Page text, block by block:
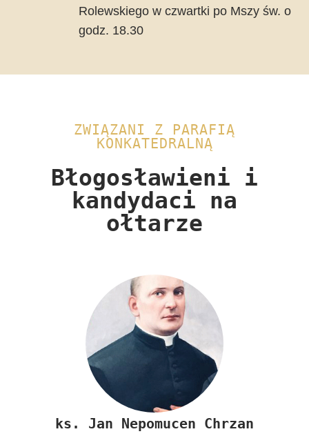
Rolewskiego w czwartki po Mszy św. o
godz. 18.30
ZWIĄZANI Z PARAFIĄ
KONKATEDRALNĄ
Błogosławieni i
kandydaci na
ołtarze​
ks. Jan Nepomucen Chrzan